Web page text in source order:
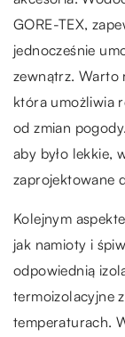
GORE-TEX,
jednocześnie
zewnątrz. Warto
która umożliwia
od zmian
aby było lekkie,
zaprojektowane
Kolejnym
jak namioty i
odpowiednią
termoizolacyjne
temperaturach.